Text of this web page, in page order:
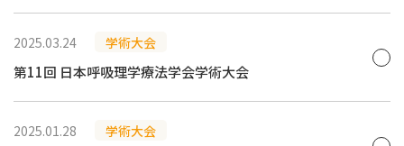
2025.03.24 学術大会
第11回 日本呼吸理学療法学会学術大会
2025.01.28 学術大会